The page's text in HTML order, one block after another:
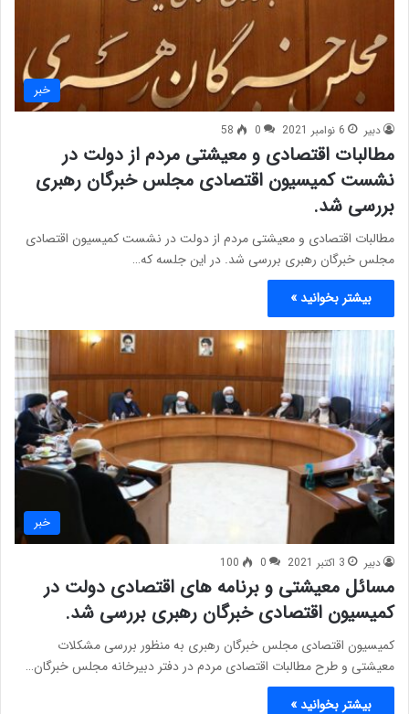
خبر
دبیر 6 نوامبر 2021 0
58
مطالبات اقتصادی و معیشتی مردم از دولت در
نشست کمیسیون اقتصادی مجلس خبرگان رهبری
بررسی شد.
مطالبات اقتصادی و معیشتی مردم از دولت در نشست کمیسیون اقتصادی
مجلس خبرگان رهبری بررسی شد. در این جلسه که…
بیشتر بخوانید »
خبر
دبیر 3 اکتبر 2021 0
100
مسائل معیشتی و برنامه های اقتصادی دولت در
کمیسیون اقتصادی خبرگان رهبری بررسی شد.
کمیسیون اقتصادی مجلس خبرگان رهبری به منظور بررسی مشکلات
معیشتی و طرح مطالبات اقتصادی مردم در دفتر دبیرخانه مجلس خبرگان…
بیشتر بخوانید »